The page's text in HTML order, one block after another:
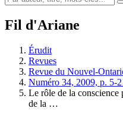
Fil d'Ariane
Érudit
Revues
Revue du Nouvel-
Numéro 34, 2009, p. 5-
Le rôle de la conscience
de la …